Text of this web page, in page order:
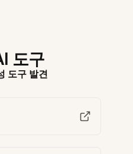
도구
도구 발견